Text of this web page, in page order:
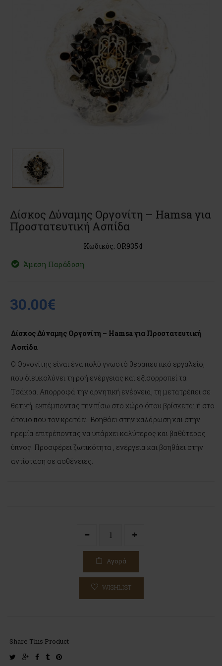
Δίσκος Δύναμης Οργονίτη – Hamsa για
Προστατευτική Ασπίδα
Κωδικός: OR9354
Άμεση Παράδοση
30.00€
Δίσκος Δύναμης Οργονίτη – Hamsa για Προστατευτική
Ασπίδα
Ο Οργονίτης είναι ένα πολύ γνωστό θεραπευτικό εργαλείο,
που διευκολύνει τη ροή ενέργειας και εξισορροπεί τα
Τσάκρα. Απορροφά την αρνητική ενέργεια, τη μετατρέπει σε
θετική, εκπέμποντας την πίσω στο χώρο όπου βρίσκεται ή στο
άτομο που τον κρατάει. Βοηθάει στην χαλάρωση και στην
ηρεμία επιτρέποντας να υπάρχει καλύτερος και βαθύτερος
ύπνος. Προσφέρει ζωτικότητα , ενέργεια και βοηθάει στην
αντίσταση σε ασθένειες.
Αγορά
WISHLIST
Share This Product
twittergoogle-facebook
tumblrpinterest